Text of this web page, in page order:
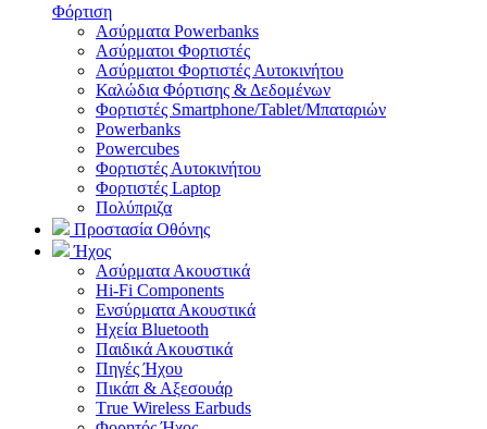
Φόρτιση
Ασύρματα Powerbanks
Aσύρματοι Φορτιστές
Ασύρματοι Φορτιστές Αυτοκινήτου
Καλώδια Φόρτισης & Δεδομένων
Φορτιστές Smartphone/Tablet/Μπαταριών
Powerbanks
Powercubes
Φορτιστές Αυτοκινήτου
Φορτιστές Laptop
Πολύπριζα
Προστασία Οθόνης
Ήχος
Ασύρματα Ακουστικά
Hi-Fi Components
Ενσύρματα Ακουστικά
Ηχεία Bluetooth
Παιδικά Ακουστικά
Πηγές Ήχου
Πικάπ & Αξεσουάρ
Τrue Wireless Earbuds